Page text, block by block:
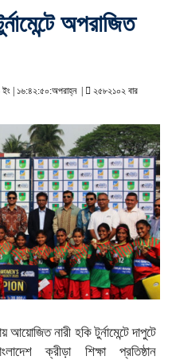
অপরাজিত
ইং | ১৬:৪২:৫০:অপরাহ্ন |
২৫৮২১০২ বার
আয়োজিত নারী হকি টুর্নামেন্টে দাপুটে
ক্রীড়া শিক্ষা প্রতিষ্ঠান